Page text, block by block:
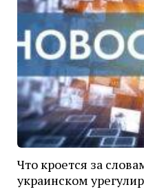
Что кроется за
украинском